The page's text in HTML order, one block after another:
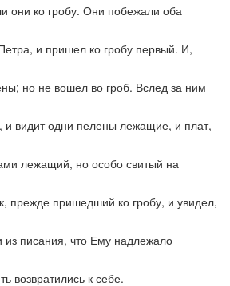
они ко гробу. Они побежали оба
и пришел ко гробу первый. И,
но не вошел во гроб. Вслед за ним
и видит одни пелены лежащие, и плат,
лежащий, но особо свитый на
прежде пришедший ко гробу, и увидел,
писания, что Ему надлежало
возвратились к себе.